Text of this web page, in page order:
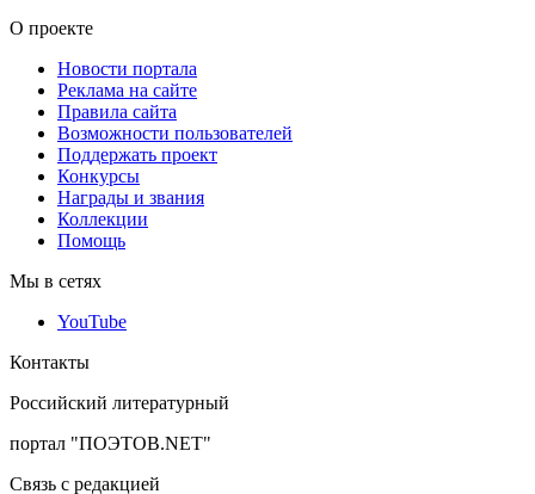
О проекте
Новости портала
Реклама на сайте
Правила сайта
Возможности пользователей
Поддержать проект
Конкурсы
Награды и звания
Коллекции
Помощь
Мы в сетях
YouTube
Контакты
Российский литературный
портал "ПОЭТОВ.NET"
Связь с редакцией